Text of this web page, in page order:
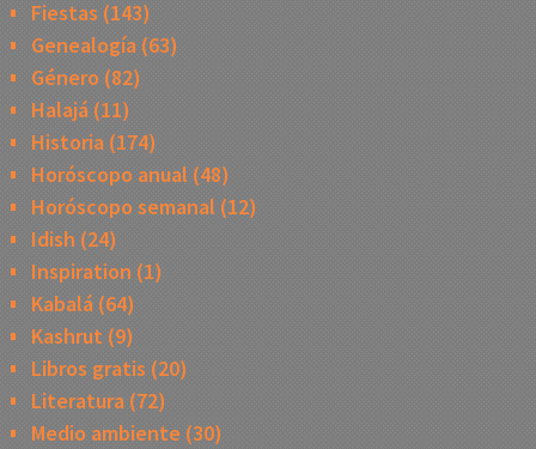
Fiestas (143)
Genealogía(63)
Género (82)
Halajá(11)
Historia(174)
Horóscopo anual (48)
Horóscopo semanal (12)
Idish (24)
Inspiration (1)
Kabalá(64)
Kashrut (9)
Libros gratis (20)
Literatura(72)
Medio ambiente (30)